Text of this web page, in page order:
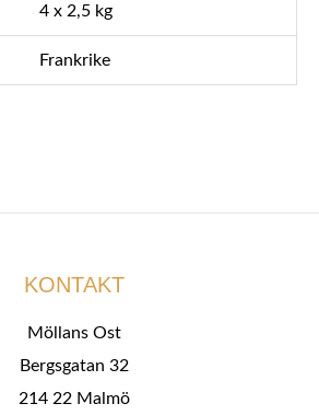
4 x 2,5 kg
Frankrike
KONTAKT
Möllans Ost
Bergsgatan 32
214 22 Malmö